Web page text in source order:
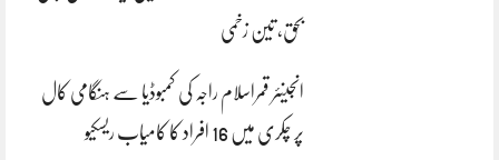
بحق، تین زخمی
انجینئر قمراسلام راجہ کی کمبوڈیا سے ہنگامی کال
پر چکری میں 16 افراد کا کامیاب ریسکیو